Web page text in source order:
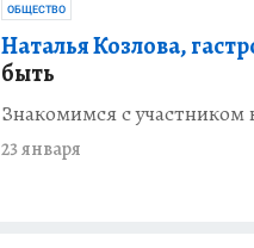
ОБЩЕСТВО
Наталья Козлова,
быть
Знакомимся с участником
23 января